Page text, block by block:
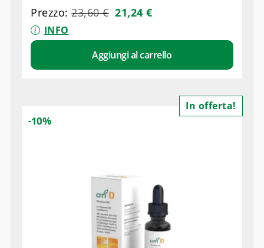
Prezzo:23,60€ 21,24€
INFO
Aggiungi al carrello
In offerta!
-10%